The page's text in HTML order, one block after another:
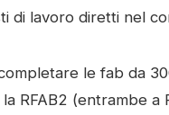
di lavoro diretti nel
le fab da
la RFAB2 (entrambe